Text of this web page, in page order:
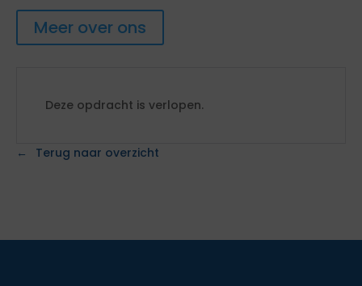
Meer over ons
Deze opdracht is verlopen.
Terug naar overzicht